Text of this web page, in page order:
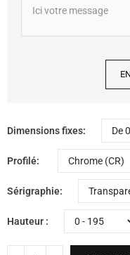
Dimensions fixes
Profilé
Sérigraphie
Hauteur